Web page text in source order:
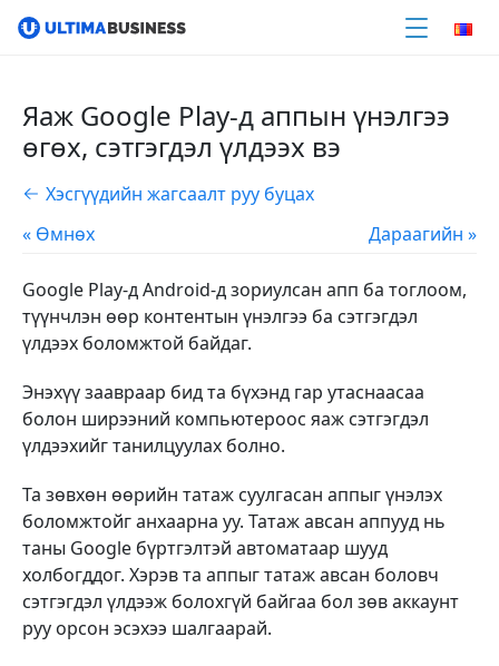
Яаж Google Play-д аппын үнэлгээ
өгөх, сэтгэгдэл үлдээх вэ
Хэсгүүдийн жагсаалт руу буцах
« Өмнөх
Дараагийн »
Google Play-д Android-д зориулсан апп ба тоглоом,
түүнчлэн өөр контентын үнэлгээ ба сэтгэгдэл
үлдээх боломжтой байдаг.
Энэхүү заавраар бид та бүхэнд гар утаснаасаа
болон ширээний компьютероос яаж сэтгэгдэл
үлдээхийг танилцуулах болно.
Та зөвхөн өөрийн татаж суулгасан аппыг үнэлэх
боломжтойг анхаарна уу. Татаж авсан аппууд нь
таны Google бүртгэлтэй автоматаар шууд
холбогддог. Хэрэв та аппыг татаж авсан боловч
сэтгэгдэл үлдээж болохгүй байгаа бол зөв аккаунт
руу орсон эсэхээ шалгаарай.